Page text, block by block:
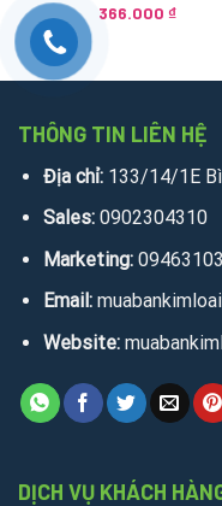
366.000 ₫
THÔNG TIN LIÊN HỆ
Địa chỉ:133/14/1E
Sales: 0902304310
Marketing:
Email:
Website:
DỊCH VỤ KHÁCH